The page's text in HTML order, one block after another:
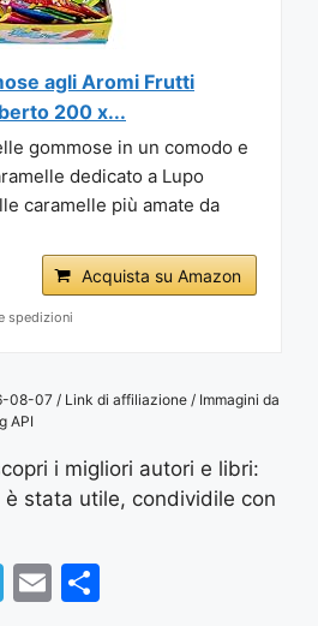
agli Aromi Frutti
200 x...
gommose in un comodo e
dedicato a Lupo
caramelle più amate da
Acquista su Amazon
spedizioni
08-07 / Link di affiliazione / Immagini da
API
i migliori autori e libri:
stata utile, condividile con
T
E